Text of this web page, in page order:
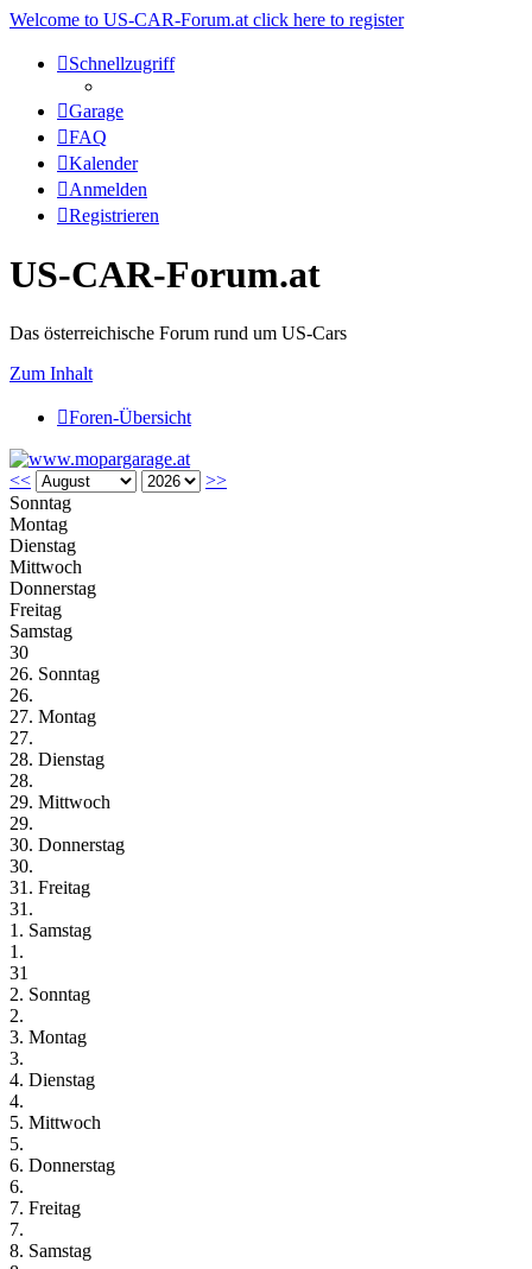
Welcome to US-CAR-Forum.at click here to register
Schnellzugriff
Garage
FAQ
Kalender
Anmelden
Registrieren
US-CAR-Forum.at
Das österreichische Forum rund um US-Cars
Zum Inhalt
Foren-Übersicht
<<
>>
Sonntag
Montag
Dienstag
Mittwoch
Donnerstag
Freitag
Samstag
30
26. Sonntag
26.
27. Montag
27.
28. Dienstag
28.
29. Mittwoch
29.
30. Donnerstag
30.
31. Freitag
31.
1. Samstag
1.
31
2. Sonntag
2.
3. Montag
3.
4. Dienstag
4.
5. Mittwoch
5.
6. Donnerstag
6.
7. Freitag
7.
8. Samstag